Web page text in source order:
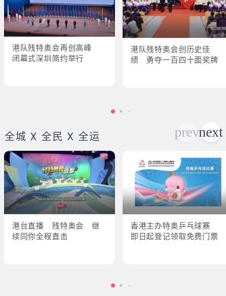
港队残特奥会再创高峰
闭幕式深圳简约举行
港队残特奥会创历史佳
绩 勇夺一百四十面奖牌
全城 X 全民 X 全运
港台直播 残特奥会 继
续同你全程直击
香港主办特奥乒乓球赛
即日起登记领取免费门票